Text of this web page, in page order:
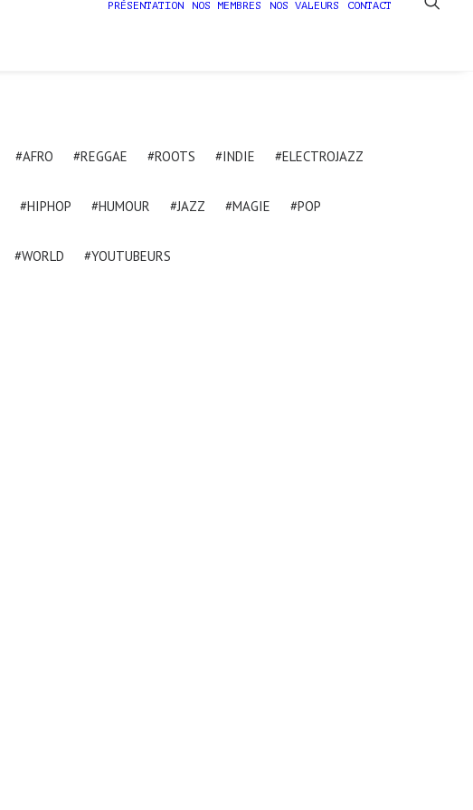
PRÉSENTATION NOS MEMBRES NOS VALEURS CONTACT
#AFRO #REGGAE #ROOTS #INDIE #ELECTROJAZZ
#HIPHOP #HUMOUR #JAZZ #MAGIE #POP
#WORLD #YOUTUBEURS